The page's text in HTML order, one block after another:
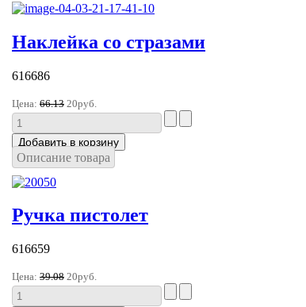
Наклейка со стразами
616686
Цена: 66.13 20руб.
Описание товара
Ручка пистолет
616659
Цена: 39.08 20руб.